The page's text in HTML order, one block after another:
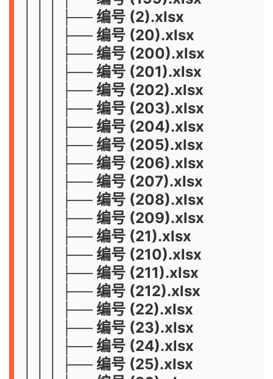
│ │ │ ├── 编号 (2).xlsx
│ │ │ ├── 编号 (20).xlsx
│ │ │ ├── 编号 (200).xlsx
│ │ │ ├── 编号 (201).xlsx
│ │ │ ├── 编号 (202).xlsx
│ │ │ ├── 编号 (203).xlsx
│ │ │ ├── 编号 (204).xlsx
│ │ │ ├── 编号 (205).xlsx
│ │ │ ├── 编号 (206).xlsx
│ │ │ ├── 编号 (207).xlsx
│ │ │ ├── 编号 (208).xlsx
│ │ │ ├── 编号 (209).xlsx
│ │ │ ├── 编号 (21).xlsx
│ │ │ ├── 编号 (210).xlsx
│ │ │ ├── 编号 (211).xlsx
│ │ │ ├── 编号 (212).xlsx
│ │ │ ├── 编号 (22).xlsx
│ │ │ ├── 编号 (23).xlsx
│ │ │ ├── 编号 (24).xlsx
│ │ │ ├── 编号 (25).xlsx